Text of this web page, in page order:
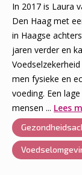
In 2017 is Laura
Den Haag met
in Haagse
jaren verder en
men fysieke en
voeding. Een
mensen ... Lees